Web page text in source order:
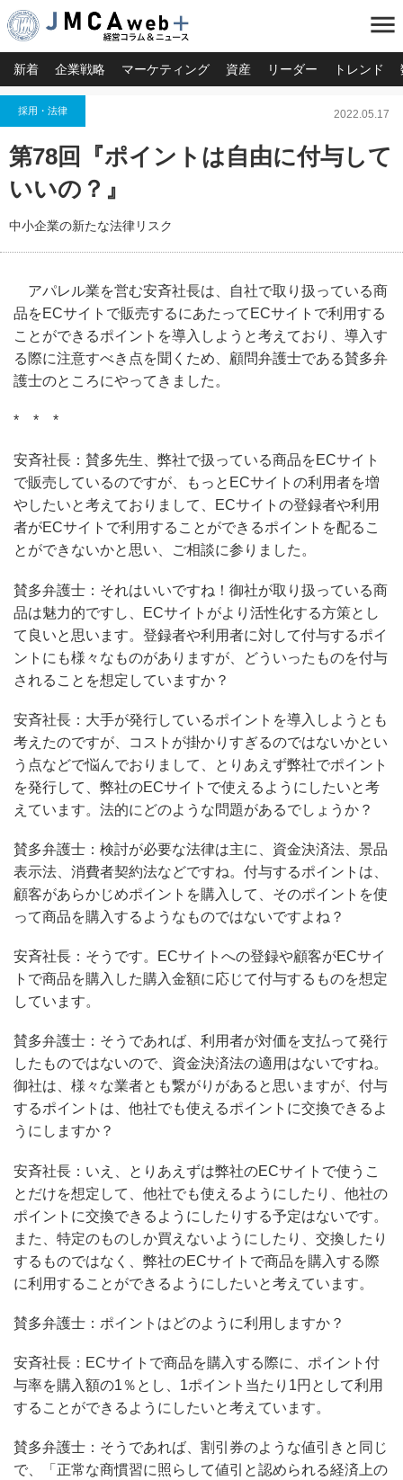
menu
新着 企業戦略 マーケティング 資産 リーダー トレンド
採用・法律 2022.05.17
第78回『ポイントは自由に付与して
いいの？』
中小企業の新たな法律リスク
アパレル業を営む安斉社長は、自社で取り扱っている商
品をECサイトで販売するにあたってECサイトで利用する
ことができるポイントを導入しようと考えており、導入す
る際に注意すべき点を聞くため、顧問弁護士である賛多弁
護士のところにやってきました。
* * *
安斉社長：賛多先生、弊社で扱っている商品をECサイト
で販売しているのですが、もっとECサイトの利用者を増
やしたいと考えておりまして、ECサイトの登録者や利用
者がECサイトで利用することができるポイントを配るこ
とができないかと思い、ご相談に参りました。
賛多弁護士：それはいいですね！御社が取り扱っている商
品は魅力的ですし、ECサイトがより活性化する方策とし
て良いと思います。登録者や利用者に対して付与するポイ
ントにも様々なものがありますが、どういったものを付与
されることを想定していますか？
安斉社長：大手が発行しているポイントを導入しようとも
考えたのですが、コストが掛かりすぎるのではないかとい
う点などで悩んでおりまして、とりあえず弊社でポイント
を発行して、弊社のECサイトで使えるようにしたいと考
えています。法的にどのような問題があるでしょうか？
賛多弁護士：検討が必要な法律は主に、資金決済法、景品
表示法、消費者契約法などですね。付与するポイントは、
顧客があらかじめポイントを購入して、そのポイントを使
って商品を購入するようなものではないですよね？
安斉社長：そうです。ECサイトへの登録や顧客がECサイ
トで商品を購入した購入金額に応じて付与するものを想定
しています。
賛多弁護士：そうであれば、利用者が対価を支払って発行
したものではないので、資金決済法の適用はないですね。
御社は、様々な業者とも繋がりがあると思いますが、付与
するポイントは、他社でも使えるポイントに交換できるよ
うにしますか？
安斉社長：いえ、とりあえずは弊社のECサイトで使うこ
とだけを想定して、他社でも使えるようにしたり、他社の
ポイントに交換できるようにしたりする予定はないです。
また、特定のものしか買えないようにしたり、交換したり
するものではなく、弊社のECサイトで商品を購入する際
に利用することができるようにしたいと考えています。
賛多弁護士：ポイントはどのように利用しますか？
安斉社長：ECサイトで商品を購入する際に、ポイント付
与率を購入額の1％とし、1ポイント当たり1円として利用
することができるようにしたいと考えています。
賛多弁護士：そうであれば、割引券のような値引きと同じ
で、「正常な商慣習に照らして値引と認められる経済上の